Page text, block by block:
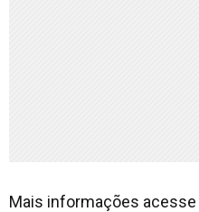
Mais informações acesse